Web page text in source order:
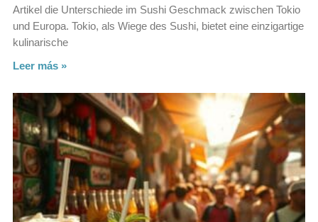
Artikel die Unterschiede im Sushi Geschmack zwischen Tokio
und Europa. Tokio, als Wiege des Sushi, bietet eine einzigartige
kulinarische
Leer más »